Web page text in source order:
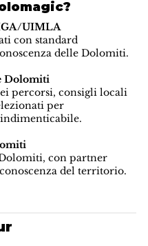
UIMLA
con standard
delle Dolomiti.
Dolomiti
percorsi, consigli locali
per
con partner
del territorio.